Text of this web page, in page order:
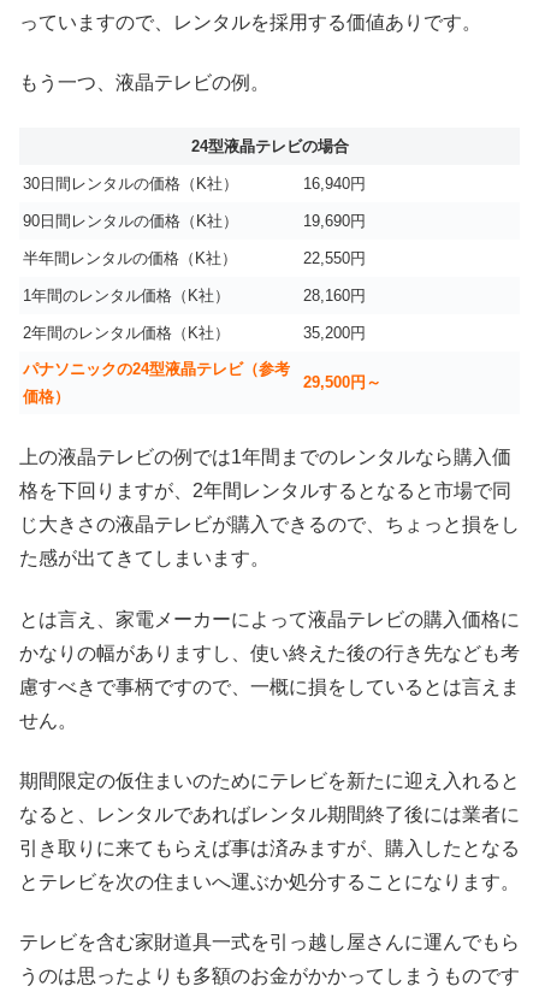
っていますので、レンタルを採用する価値ありです。
もう一つ、液晶テレビの例。
24型液晶テレビの場合
30日間レンタルの価格（K社） 16,940円
90日間レンタルの価格（K社） 19,690円
半年間レンタルの価格（K社） 22,550円
1年間のレンタル価格（K社） 28,160円
2年間のレンタル価格（K社）
35,200円
パナソニックの24型液晶テレビ（参考
価格）
29,500円～
上の液晶テレビの例では1年間までのレンタルなら購入価
格を下回りますが、2年間レンタルするとなると市場で同
じ大きさの液晶テレビが購入できるので、ちょっと損をし
た感が出てきてしまいます。
とは言え、家電メーカーによって液晶テレビの購入価格に
かなりの幅がありますし、使い終えた後の行き先なども考
慮すべきで事柄ですので、一概に損をしているとは言えま
せん。
期間限定の仮住まいのためにテレビを新たに迎え入れると
なると、レンタルであればレンタル期間終了後には業者に
引き取りに来てもらえば事は済みますが、購入したとなる
とテレビを次の住まいへ運ぶか処分することになります。
テレビを含む家財道具一式を引っ越し屋さんに運んでもら
うのは思ったよりも多額のお金がかかってしまうものです